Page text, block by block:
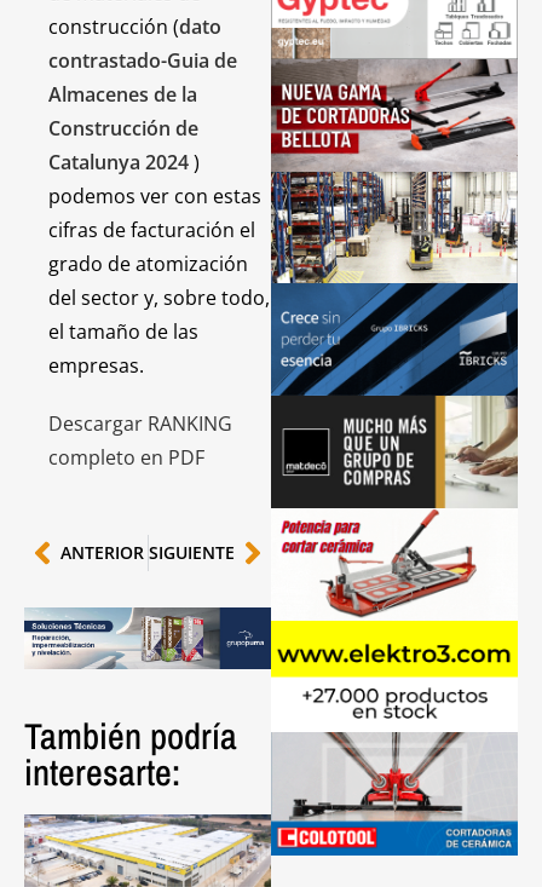
construcción (dato
contrastado-Guiade
Almacenes de la
Construcción de
Catalunya 2024)
podemos ver con estas
cifras de facturación el
grado de atomización
del sector y, sobre todo,
el tamaño de las
empresas.
Descargar RANKING
completo en PDF
ANTERIOR SIGUIENTE
También podría
interesarte: